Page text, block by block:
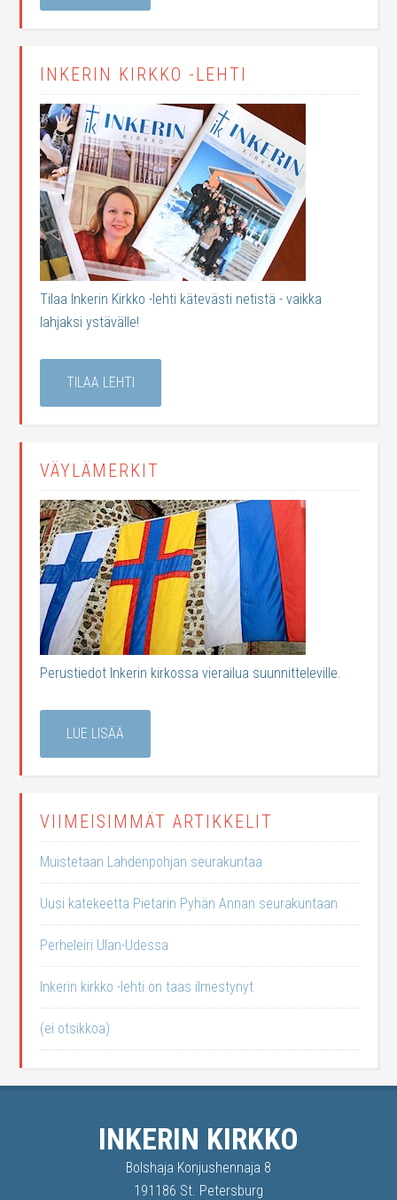
INKERIN KIRKKO -LEHTI
Tilaa Inkerin Kirkko -lehti kätevästi netistä - vaikka
lahjaksi ystävälle!
TILAA LEHTI
VÄYLÄMERKIT
Perustiedot Inkerin kirkossa vierailua suunnitteleville.
LUE LISÄÄ
VIIMEISIMMÄT ARTIKKELIT
Muistetaan Lahdenpohjan seurakuntaa
Uusi katekeetta Pietarin Pyhän Annan seurakuntaan
Perheleiri Ulan-Udessa
Inkerin kirkko -lehti on taas ilmestynyt
(ei otsikkoa)
INKERIN KIRKKO
Bolshaja Konjushennaja 8
191186 St. Petersburg